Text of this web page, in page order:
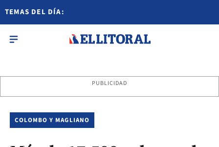
TEMAS DEL DÍA:
PUBLICIDAD
COLOMBO Y MAGLIANO